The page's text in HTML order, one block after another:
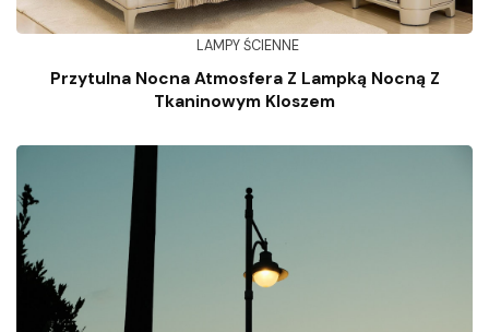
LAMPY ŚCIENNE
Przytulna Nocna Atmosfera Z Lampką Nocną Z
Tkaninowym Kloszem